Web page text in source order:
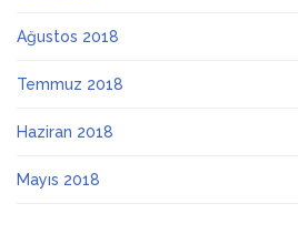
Ağustos 2018
Temmuz 2018
Haziran 2018
Mayıs 2018